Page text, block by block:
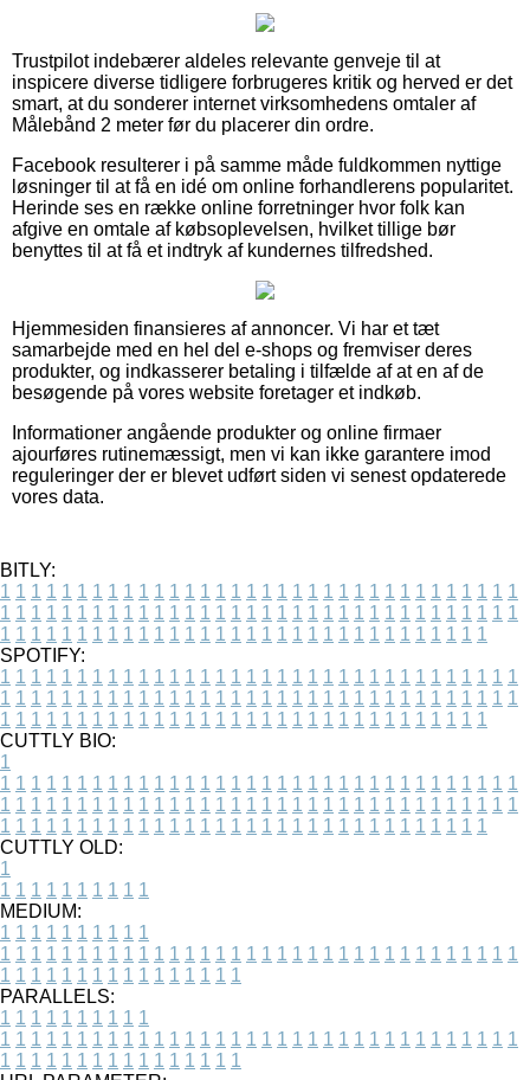
Trustpilot indebærer aldeles relevante genveje til at
inspicere diverse tidligere forbrugeres kritik og herved er det
smart, at du sonderer internet virksomhedens omtaler af
Målebånd 2 meter før du placerer din ordre.
Facebook resulterer i på samme måde fuldkommen nyttige
løsninger til at få en idé om online forhandlerens popularitet.
Herinde ses en række online forretninger hvor folk kan
afgive en omtale af købsoplevelsen, hvilket tillige bør
benyttes til at få et indtryk af kundernes tilfredshed.
Hjemmesiden finansieres af annoncer. Vi har et tæt
samarbejde med en hel del e-shops og fremviser deres
produkter, og indkasserer betaling i tilfælde af at en af de
besøgende på vores website foretager et indkøb.
Informationer angående produkter og online firmaer
ajourføres rutinemæssigt, men vi kan ikke garantere imod
reguleringer der er blevet udført siden vi senest opdaterede
vores data.
BITLY:
1 1 1 1 1 1 1 1 1 1 1 1 1 1 1 1 1 1 1 1 1 1 1 1 1 1 1 1 1 1 1 1 1 1
1 1 1 1 1 1 1 1 1 1 1 1 1 1 1 1 1 1 1 1 1 1 1 1 1 1 1 1 1 1 1 1 1 1
1 1 1 1 1 1 1 1 1 1 1 1 1 1 1 1 1 1 1 1 1 1 1 1 1 1 1 1 1 1 1 1
SPOTIFY:
1 1 1 1 1 1 1 1 1 1 1 1 1 1 1 1 1 1 1 1 1 1 1 1 1 1 1 1 1 1 1 1 1 1
1 1 1 1 1 1 1 1 1 1 1 1 1 1 1 1 1 1 1 1 1 1 1 1 1 1 1 1 1 1 1 1 1 1
1 1 1 1 1 1 1 1 1 1 1 1 1 1 1 1 1 1 1 1 1 1 1 1 1 1 1 1 1 1 1 1
CUTTLY BIO:
1
1 1 1 1 1 1 1 1 1 1 1 1 1 1 1 1 1 1 1 1 1 1 1 1 1 1 1 1 1 1 1 1 1 1
1 1 1 1 1 1 1 1 1 1 1 1 1 1 1 1 1 1 1 1 1 1 1 1 1 1 1 1 1 1 1 1 1 1
1 1 1 1 1 1 1 1 1 1 1 1 1 1 1 1 1 1 1 1 1 1 1 1 1 1 1 1 1 1 1 1
CUTTLY OLD:
1
1 1 1 1 1 1 1 1 1 1
MEDIUM:
1 1 1 1 1 1 1 1 1 1
1 1 1 1 1 1 1 1 1 1 1 1 1 1 1 1 1 1 1 1 1 1 1 1 1 1 1 1 1 1 1 1 1 1
1 1 1 1 1 1 1 1 1 1 1 1 1 1 1 1
PARALLELS:
1 1 1 1 1 1 1 1 1 1
1 1 1 1 1 1 1 1 1 1 1 1 1 1 1 1 1 1 1 1 1 1 1 1 1 1 1 1 1 1 1 1 1 1
1 1 1 1 1 1 1 1 1 1 1 1 1 1 1 1